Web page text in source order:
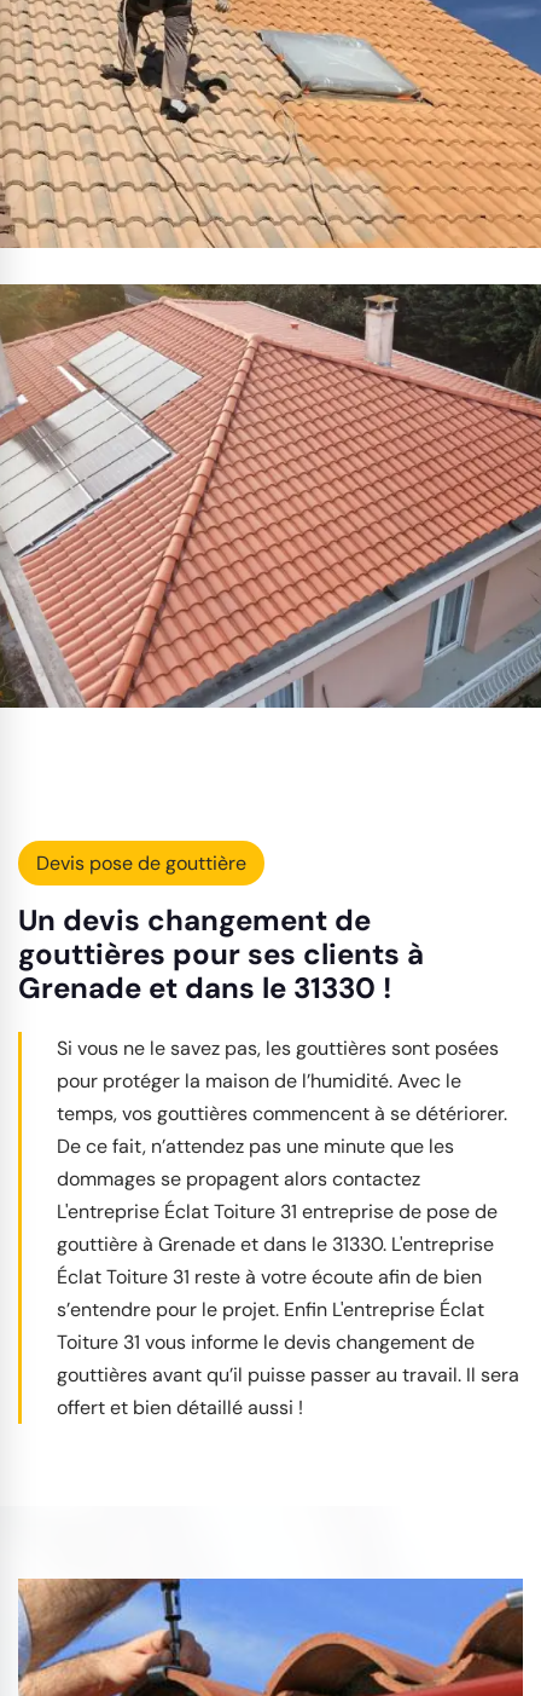
Devis pose de gouttière
Un devis changement de
gouttières pour ses clients à
Grenade et dans le 31330 !
Si vous ne le savez pas, les gouttières sont posées
pour protéger la maison de l’humidité. Avec le
temps, vos gouttières commencent à se détériorer.
De ce fait, n’attendez pas une minute que les
dommages se propagent alors contactez
L'entreprise Éclat Toiture 31 entreprise de pose de
gouttière à Grenade et dans le 31330. L'entreprise
Éclat Toiture 31 reste à votre écoute afin de bien
s’entendre pour le projet. Enfin L'entreprise Éclat
Toiture 31 vous informe le devis changement de
gouttières avant qu’il puisse passer au travail. Il sera
offert et bien détaillé aussi !